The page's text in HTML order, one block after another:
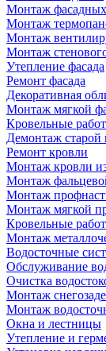
Монтаж
Монтаж
Монтаж
Монтаж
Утепление фасада
Ремонт фасада
Декоративная
Монтаж мягкой
Кровельные
Демонтаж старой
Ремонт кровли
Монтаж кровли
Монтаж
Монтаж
Монтаж мягкой
Кровельные
Монтаж
Водосточные
Обслуживание
Очистка
Монтаж
Монтаж
Окна и лестницы
Утепление и